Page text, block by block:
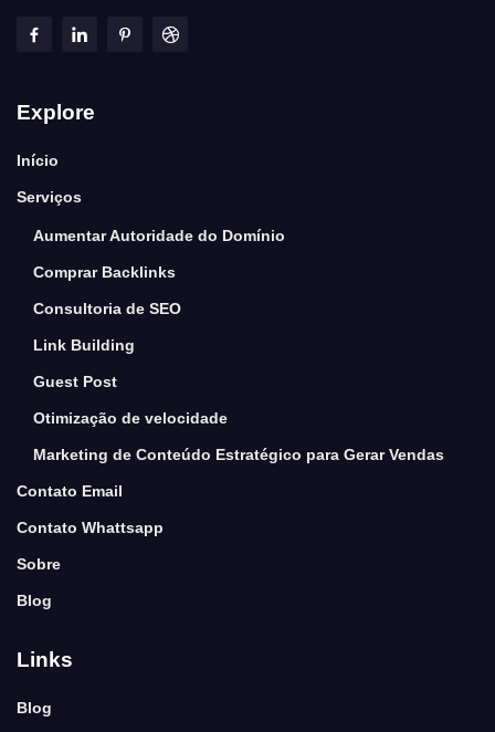
Explore
Início
Serviços
Aumentar Autoridade do Domínio
Comprar Backlinks
Consultoria de SEO
Link Building
Guest Post
Otimização de velocidade
Marketing de Conteúdo Estratégico para Gerar Vendas
Contato Email
Contato Whattsapp
Sobre
Blog
Links
Blog